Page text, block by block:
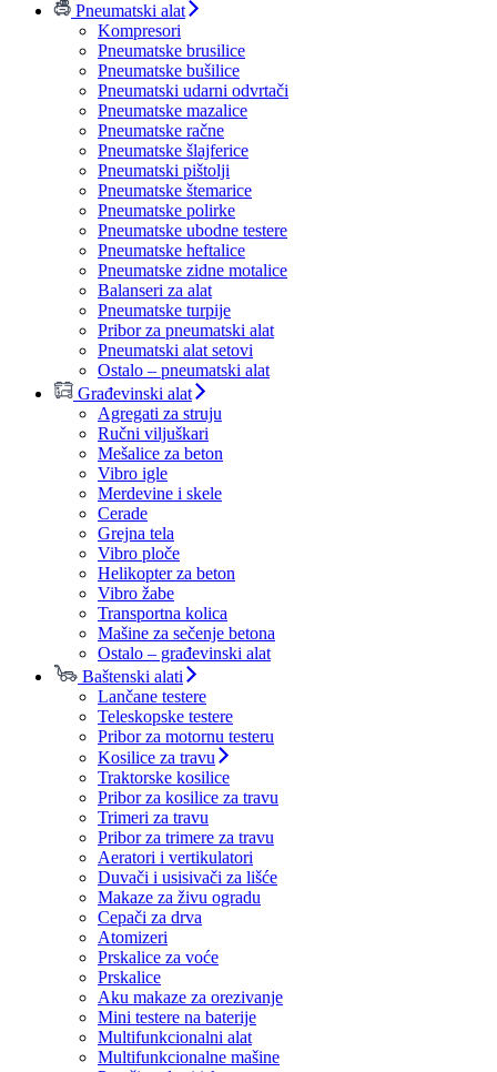
Pneumatski alat
Kompresori
Pneumatske brusilice
Pneumatske bušilice
Pneumatski udarni odvrtači
Pneumatske mazalice
Pneumatske račne
Pneumatske šlajferice
Pneumatski pištolji
Pneumatske štemarice
Pneumatske polirke
Pneumatske ubodne testere
Pneumatske heftalice
Pneumatske zidne motalice
Balanseri za alat
Pneumatske turpije
Pribor za pneumatski alat
Pneumatski alat setovi
Ostalo – pneumatski alat
Građevinski alat
Agregati za struju
Ručni viljuškari
Mešalice za beton
Vibro igle
Merdevine i skele
Cerade
Grejna tela
Vibro ploče
Helikopter za beton
Vibro žabe
Transportna kolica
Mašine za sečenje betona
Ostalo – građevinski alat
Baštenski alati
Lančane testere
Teleskopske testere
Pribor za motornu testeru
Kosilice za travu
Traktorske kosilice
Pribor za kosilice za travu
Trimeri za travu
Pribor za trimere za travu
Aeratori i vertikulatori
Duvači i usisivači za lišće
Makaze za živu ogradu
Cepači za drva
Atomizeri
Prskalice za voće
Prskalice
Aku makaze za orezivanje
Mini testere na baterije
Multifunkcionalni alat
Multifunkcionalne mašine